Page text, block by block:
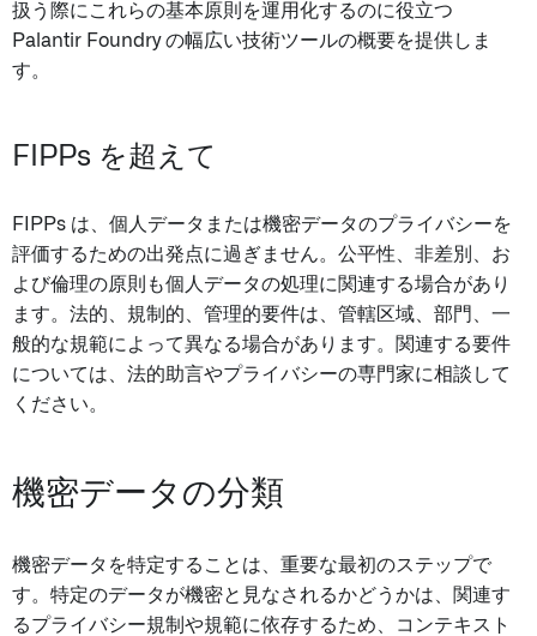
扱う際にこれらの基本原則を運用化するのに役立つ
Palantir Foundry の幅広い技術ツールの概要を提供しま
す。
FIPPs を超えて
FIPPs は、個人データまたは機密データのプライバシーを
評価するための出発点に過ぎません。公平性、非差別、お
よび倫理の原則も個人データの処理に関連する場合があり
ます。法的、規制的、管理的要件は、管轄区域、部門、一
般的な規範によって異なる場合があります。関連する要件
については、法的助言やプライバシーの専門家に相談して
ください。
機密データの分類
機密データを特定することは、重要な最初のステップで
す。特定のデータが機密と見なされるかどうかは、関連す
るプライバシー規制や規範に依存するため、コンテキスト